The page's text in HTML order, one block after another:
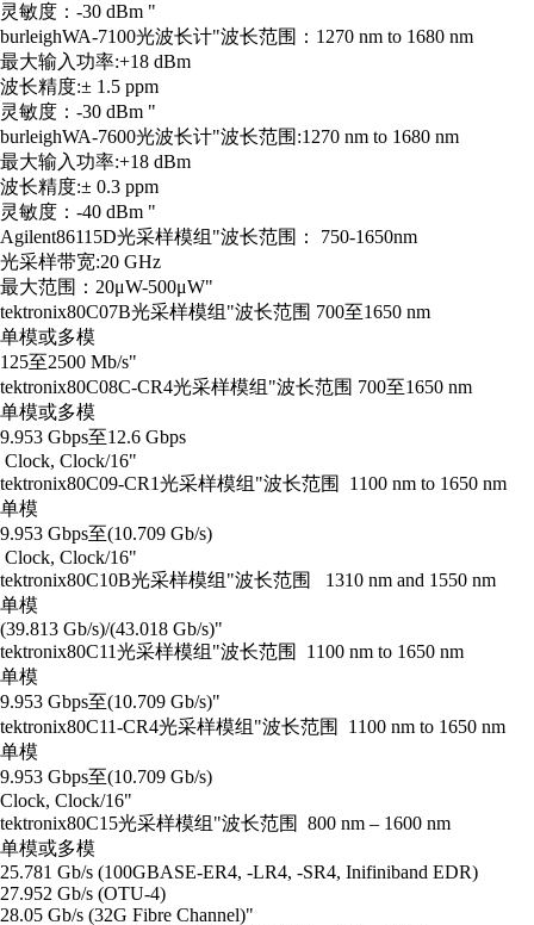
灵敏度：-30 dBm "
burleighWA-7100光波长计"波长范围：1270 nm to 1680 nm
最大输入功率:+18 dBm
波长精度:± 1.5 ppm
灵敏度：-30 dBm "
burleighWA-7600光波长计"波长范围:1270 nm to 1680 nm
最大输入功率:+18 dBm
波长精度:± 0.3 ppm
灵敏度：-40 dBm "
Agilent86115D光采样模组 "波长范围： 750-1650nm
光采样带宽:20 GHz
最大范围：20μW-500μW"
tektronix80C07B光采样模组 "波长范围 700至1650 nm
单模或多模
125至2500 Mb/s"
tektronix80C08C-CR4光采样模组 "波长范围 700至1650 nm
单模或多模
9.953 Gbps至12.6 Gbps
Clock, Clock/16"
tektronix80C09-CR1光采样模组 "波长范围 1100 nm to 1650 nm
单模
9.953 Gbps至(10.709 Gb/s)
Clock, Clock/16"
tektronix80C10B光采样模组 "波长范围 1310 nm and 1550 nm
单模
(39.813 Gb/s)/(43.018 Gb/s)"
tektronix80C11光采样模组 "波长范围 1100 nm to 1650 nm
单模
9.953 Gbps至(10.709 Gb/s)"
tektronix80C11-CR4光采样模组 "波长范围 1100 nm to 1650 nm
单模
9.953 Gbps至(10.709 Gb/s)
Clock, Clock/16"
tektronix80C15光采样模组 "波长范围 800 nm – 1600 nm
单模或多模
25.781 Gb/s (100GBASE-ER4, -LR4, -SR4, Inifiniband EDR)
27.952 Gb/s (OTU-4)
28.05 Gb/s (32G Fibre Channel)"